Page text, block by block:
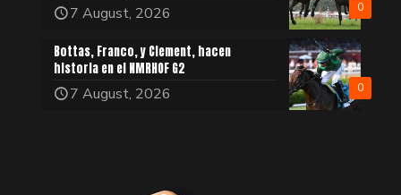
0
7 August, 2026
0
Bottas, Franco, y Clement, hacen
historia en el NMRHOF G2
7 August, 2026